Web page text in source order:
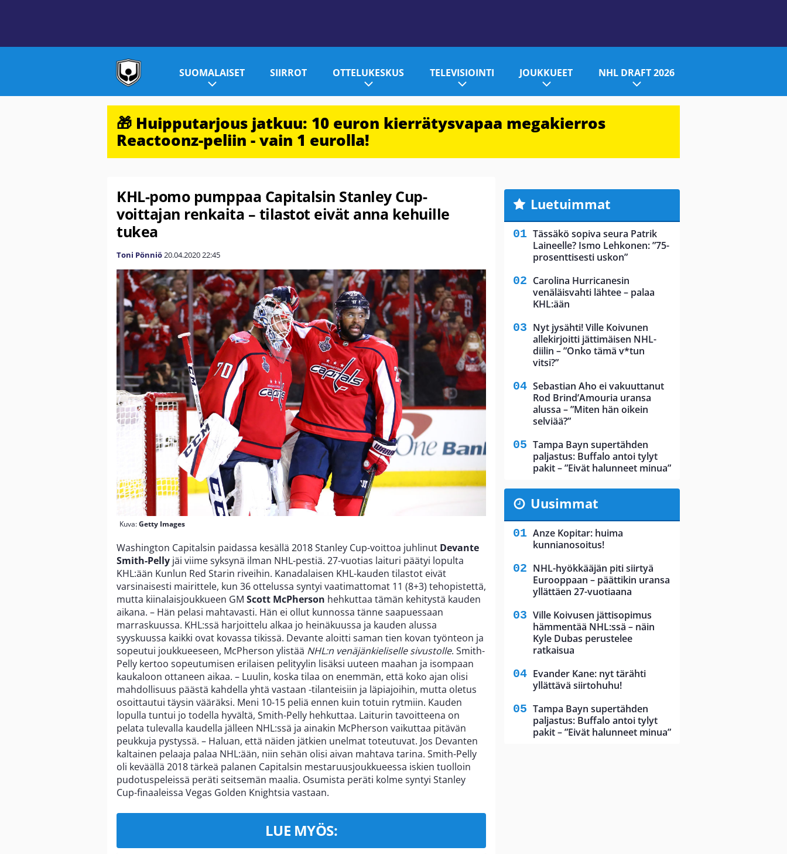
SUOMALAISET SIIRROT OTTELUKESKUS TELEVISIOINTI JOUKKUEET NHL DRAFT 2026
🎁 Huipputarjous jatkuu: 10 euron kierrätysvapaa megakierros
Reactoonz-peliin - vain 1 eurolla!
KHL-pomo pumppaa Capitalsin Stanley Cup-
voittajan renkaita – tilastot eivät anna kehuille
tukea
Toni Pönniö20.04.202022:45
Kuva:Getty Images
Washington Capitalsin paidassa kesällä 2018 Stanley Cup-voittoa juhlinut Devante
Smith-Pelly jäi viime syksynä ilman NHL-pestiä. 27-vuotias laituri päätyi lopulta
KHL:ään Kunlun Red Starin riveihin. Kanadalaisen KHL-kauden tilastot eivät
varsinaisesti mairittele, kun 36 ottelussa syntyi vaatimattomat 11 (8+3) tehopistettä,
mutta kiinalaisjoukkueen GM Scott McPherson hehkuttaa tämän kehitystä kauden
aikana. – Hän pelasi mahtavasti. Hän ei ollut kunnossa tänne saapuessaan
marraskuussa. KHL:ssä harjoittelu alkaa jo heinäkuussa ja kauden alussa
syyskuussa kaikki ovat kovassa tikissä. Devante aloitti saman tien kovan työnteon ja
sopeutui joukkueeseen, McPherson ylistää NHL:n venäjänkieliselle sivustolle. Smith-
Pelly kertoo sopeutumisen erilaisen pelityylin lisäksi uuteen maahan ja isompaan
kaukaloon ottaneen aikaa. – Luulin, koska tilaa on enemmän, että koko ajan olisi
mahdollisuus päästä kahdella yhtä vastaan -tilanteisiin ja läpiajoihin, mutta oletus
osoittautui täysin vääräksi. Meni 10-15 peliä ennen kuin totuin rytmiin. Kauden
lopulla tuntui jo todella hyvältä, Smith-Pelly hehkuttaa. Laiturin tavoitteena on
pelata tulevalla kaudella jälleen NHL:ssä ja ainakin McPherson vaikuttaa pitävän
peukkuja pystyssä. – Haluan, että näiden jätkien unelmat toteutuvat. Jos Devanten
kaltainen pelaaja palaa NHL:ään, niin sehän olisi aivan mahtava tarina. Smith-Pelly
oli keväällä 2018 tärkeä palanen Capitalsin mestaruusjoukkueessa iskien tuolloin
pudotuspeleissä peräti seitsemän maalia. Osumista peräti kolme syntyi Stanley
Cup-finaaleissa Vegas Golden Knightsia vastaan.
LUE MYÖS:
Luetuimmat
Tässäkö sopiva seura Patrik
Laineelle? Ismo Lehkonen: ”75-
prosenttisesti uskon”
Carolina Hurricanesin
venäläisvahti lähtee – palaa
KHL:ään
Nyt jysähti! Ville Koivunen
allekirjoitti jättimäisen NHL-
diilin – ”Onko tämä v*tun
vitsi?”
Sebastian Aho ei vakuuttanut
Rod Brind’Amouria uransa
alussa – ”Miten hän oikein
selviää?”
Tampa Bayn supertähden
paljastus: Buffalo antoi tylyt
pakit – ”Eivät halunneet minua”
Uusimmat
Anze Kopitar: huima
kunnianosoitus!
NHL-hyökkääjän piti siirtyä
Eurooppaan – päättikin uransa
yllättäen 27-vuotiaana
Ville Koivusen jättisopimus
hämmentää NHL:ssä – näin
Kyle Dubas perustelee
ratkaisua
Evander Kane: nyt tärähti
yllättävä siirtohuhu!
Tampa Bayn supertähden
paljastus: Buffalo antoi tylyt
pakit – ”Eivät halunneet minua”